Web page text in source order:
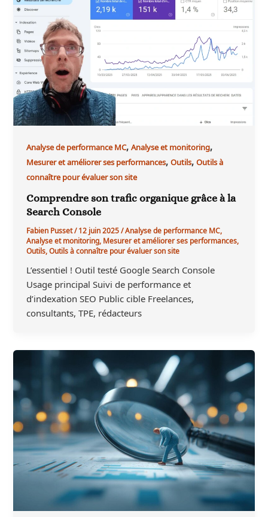
Analyse de performance MC,Analyse et monitoring,
Mesurer et améliorer ses performances,Outils,Outils à
connaître pour évaluer son site
Comprendre son trafic organique grâce à la
Search Console
Fabien Pusset/12 juin 2025/Analyse de performance MC,
Analyse et monitoring,Mesurer et améliorer ses performances,
Outils,Outils à connaître pour évaluer son site
L’essentiel ! Outil testé Google Search Console
Usage principal Suivi de performance et
d’indexation SEO Public cible Freelances,
consultants, TPE, rédacteurs